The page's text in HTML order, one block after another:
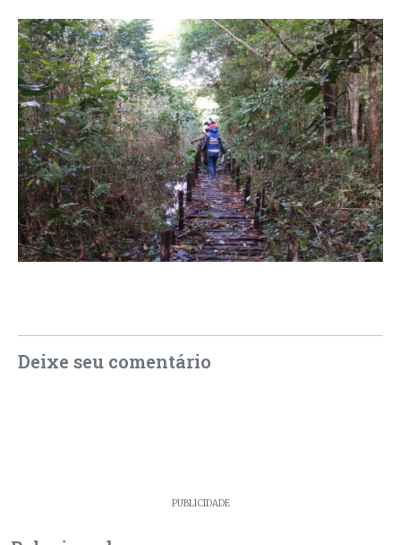
Deixe seu comentário
PUBLICIDADE